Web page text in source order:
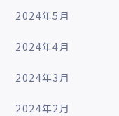
2024年5月
2024年4月
2024年3月
2024年2月